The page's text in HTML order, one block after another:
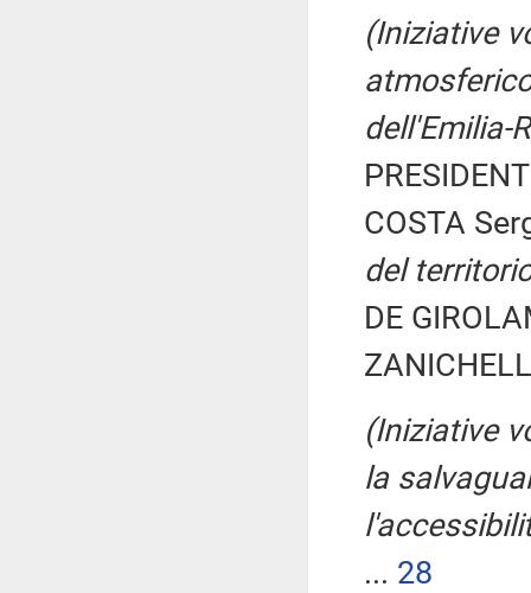
(Iniziative
dell'Emilia-
COSTA
del
DE
(Iniziative
la
... 28